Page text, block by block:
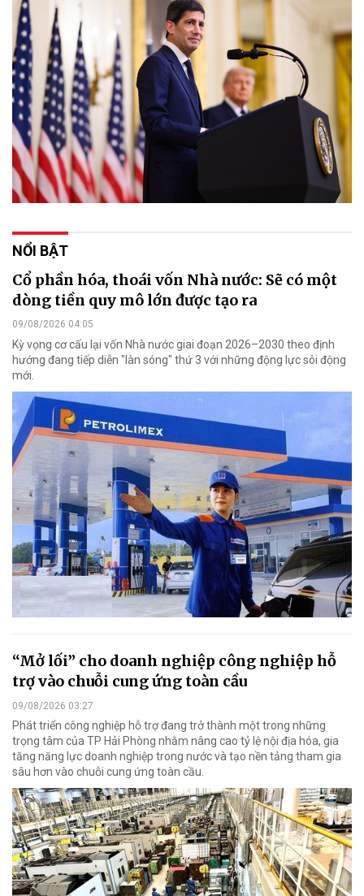
NỔI BẬT
Cổ phần hóa, thoái vốn Nhà nước: Sẽ có một
dòng tiền quy mô lớn được tạo ra
09/08/2026 04:05
Kỳ vọng cơ cấu lại vốn Nhà nước giai đoạn 2026–2030 theo định
hướng đang tiếp diễn "làn sóng" thứ 3 với những động lực sôi động
mới.
“Mở lối” cho doanh nghiệp công nghiệp hỗ
trợ vào chuỗi cung ứng toàn cầu
09/08/2026 03:27
Phát triển công nghiệp hỗ trợ đang trở thành một trong những
trọng tâm của TP Hải Phòng nhằm nâng cao tỷ lệ nội địa hóa, gia
tăng năng lực doanh nghiệp trong nước và tạo nền tảng tham gia
sâu hơn vào chuỗi cung ứng toàn cầu.